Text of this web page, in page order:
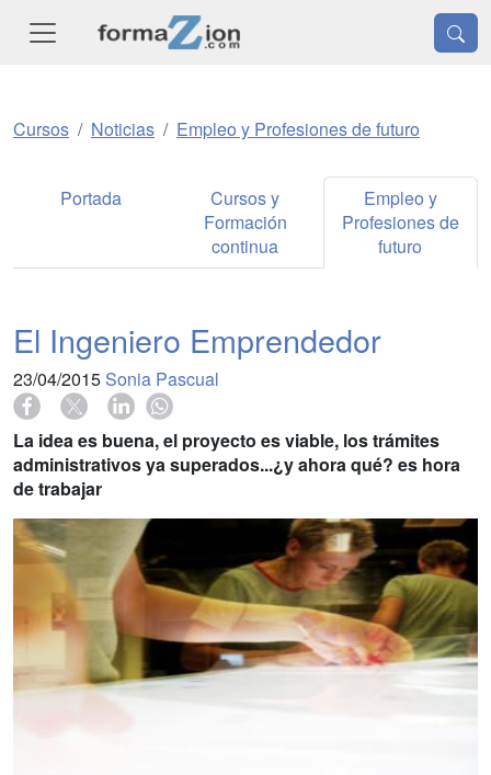
Cursos Noticias Empleo y Profesiones de futuro
Portada
Cursos y
Formación
continua
Empleo y
Profesiones de
futuro
El Ingeniero Emprendedor
23/04/2015 Sonia Pascual
La idea es buena, el proyecto es viable, los trámites
administrativos ya superados...¿y ahora qué? es hora
de trabajar